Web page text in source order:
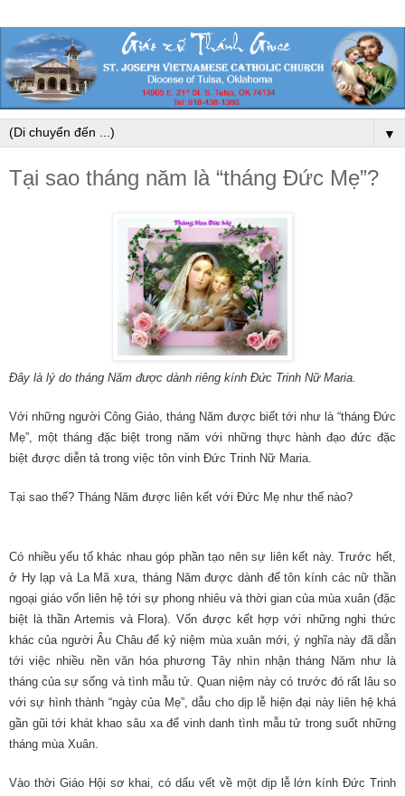
▼
Tại sao tháng năm là “tháng Đức Mẹ”?
Đây là lý do tháng Năm được dành riêng kính Đức Trinh Nữ Maria.
Với những người Công Giáo, tháng Năm được biết tới như là “tháng Đức
Mẹ”, một tháng đặc biệt trong năm với những thực hành đạo đức đặc
biệt được diễn tả trong việc tôn vinh Đức Trinh Nữ Maria.
Tại sao thế? Tháng Năm được liên kết với Đức Mẹ như thế nào?
Có nhiều yếu tố khác nhau góp phần tạo nên sự liên kết này. Trước hết,
ở Hy lạp và La Mã xưa, tháng Năm được dành để tôn kính các nữ thần
ngoại giáo vốn liên hệ tới sự phong nhiêu và thời gian của mùa xuân (đặc
biệt là thần Artemis và Flora). Vốn được kết hợp với những nghi thức
khác của người Âu Châu để kỷ niệm mùa xuân mới, ý nghĩa này đã dẫn
tới việc nhiều nền văn hóa phương Tây nhìn nhận tháng Năm như là
tháng của sự sống và tình mẫu tử. Quan niệm này có trước đó rất lâu so
với sự hình thành “ngày của Mẹ”, dẫu cho dịp lễ hiện đại này liên hệ khá
gần gũi tới khát khao sâu xa để vinh danh tình mẫu tử trong suốt những
tháng mùa Xuân.
Vào thời Giáo Hội sơ khai, có dấu vết về một dịp lễ lớn kính Đức Trinh